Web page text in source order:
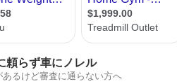
頼らず車にノレル
るけど審査に通らない方へ